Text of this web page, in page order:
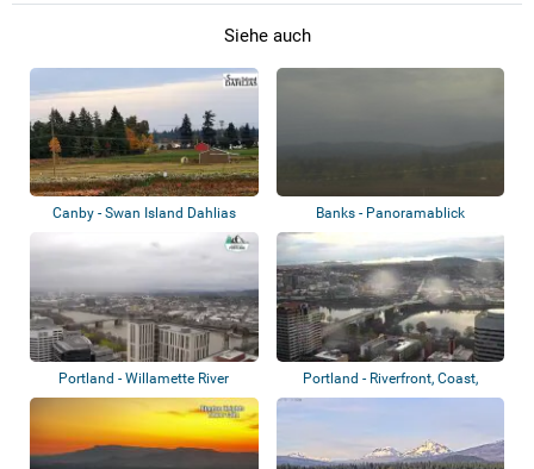
Siehe auch
Canby - Swan Island Dahlias Banks - Panoramablick
Portland - Willamette River
Portland - Riverfront, Coast,
Skyline